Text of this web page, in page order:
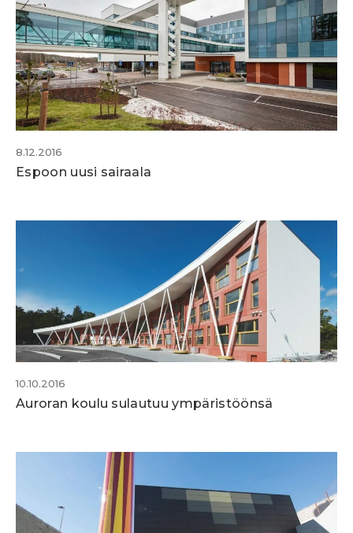
8.12.2016
Espoon uusi sairaala
10.10.2016
Auroran koulu sulautuu ympäristöönsä